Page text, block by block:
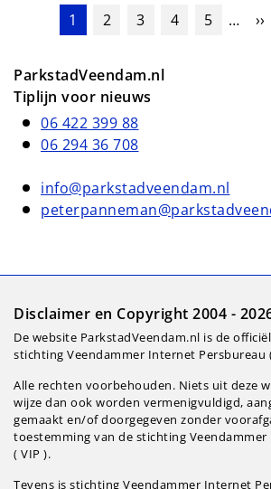
Paginering
Huidige pagina
1 Pagina
2 Pagina
3 Pagina
4 Pagina
5 … ››
ParkstadVeendam.nl
Tiplijn voor nieuws
06 422 399 88
06 294 36 708
info@parkstadveendam.nl
Disclaimer en Copyright 2004 -
De website ParkstadVeendam.nl is de
stichting Veendammer Internet Persbureau
Alle rechten voorbehouden. Niets uit deze
wijze dan ook worden vermenigvuldigd,
gemaakt en/of doorgegeven zonder
toestemming van de stichting
( VIP ).
Tevens is stichting Veendammer Internet